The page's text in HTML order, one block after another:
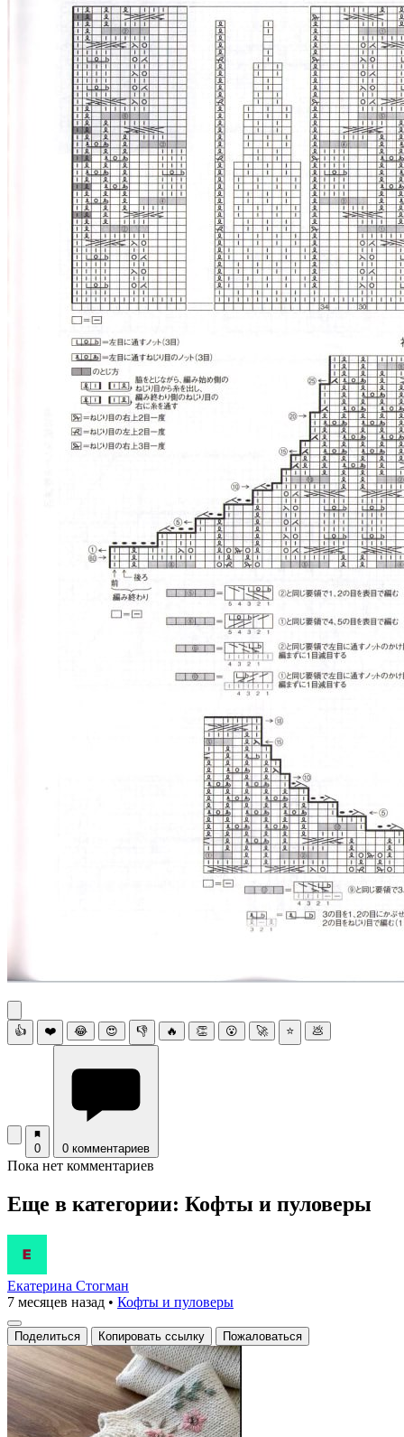
👍 ❤️ 😂 😍 👎 🔥 👏 😮 🚀 ⭐ 💩
0 0 комментариев
Пока нет комментариев
Еще в категории: Кофты и пуловеры
Екатерина Стогман
7 месяцев назад • Кофты и пуловеры
Поделиться Копировать ссылку Пожаловаться